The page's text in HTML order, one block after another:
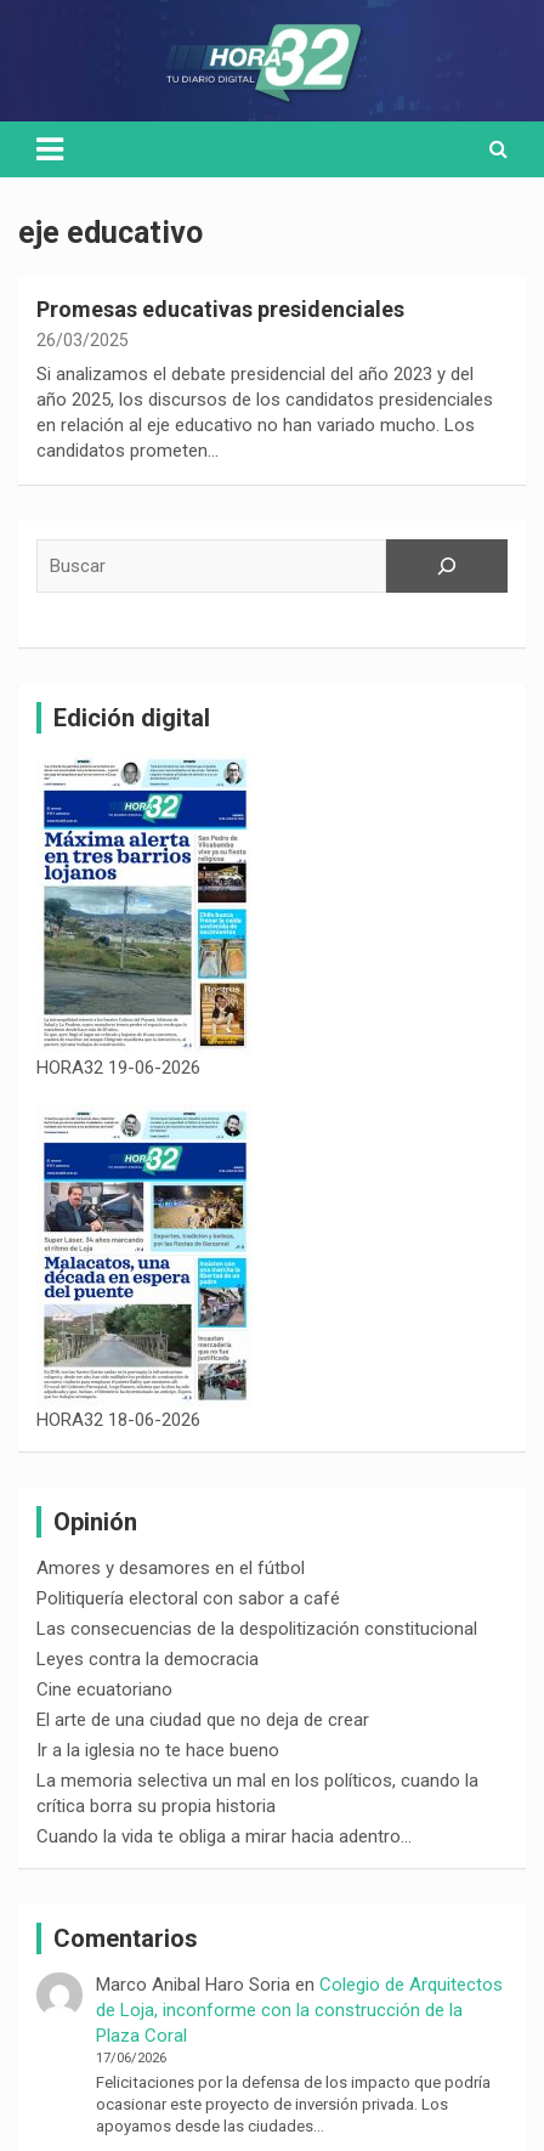
eje educativo
Promesas educativas presidenciales
26/03/2025
Si analizamos el debate presidencial del año 2023 y del
año 2025, los discursos de los candidatos presidenciales
en relación al eje educativo no han variado mucho. Los
candidatos prometen…
Edición digital
HORA32 19-06-2026
HORA32 18-06-2026
Opinión
Amores y desamores en el fútbol
Politiquería electoral con sabor a café
Las consecuencias de la despolitización constitucional
Leyes contra la democracia
Cine ecuatoriano
El arte de una ciudad que no deja de crear
Ir a la iglesia no te hace bueno
La memoria selectiva un mal en los políticos, cuando la
crítica borra su propia historia
Cuando la vida te obliga a mirar hacia adentro…
Comentarios
Marco Anibal Haro Soriaen Colegio de Arquitectos
de Loja, inconforme con la construcción de la
Plaza Coral
17/06/2026
Felicitaciones por la defensa de los impacto que podría
ocasionar este proyecto de inversión privada. Los
apoyamos desde las ciudades…